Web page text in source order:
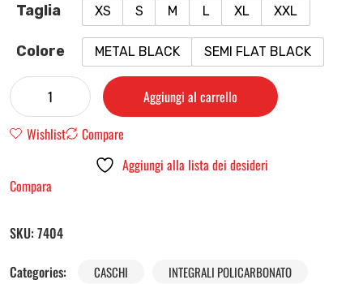
Taglia XS S M L XL XXL
Colore METAL BLACK SEMI FLAT BLACK
Aggiungi al carrello
Wishlist
Compare
Aggiungi alla lista dei desideri
Compara
SKU: 7404
Categories:
CASCHI INTEGRALI POLICARBONATO